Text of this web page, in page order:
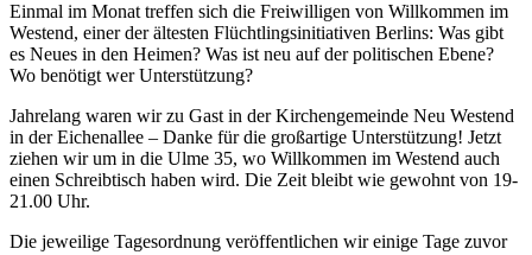
Einmal im Monat treffen sich die Freiwilligen von Willkommen im
Westend, einer der ältesten Flüchtlingsinitiativen Berlins: Was gibt
es Neues in den Heimen? Was ist neu auf der politischen Ebene?
Wo benötigt wer Unterstützung?
Jahrelang waren wir zu Gast in der Kirchengemeinde Neu Westend
in der Eichenallee – Danke für die großartige Unterstützung! Jetzt
ziehen wir um in die Ulme 35, wo Willkommen im Westend auch
einen Schreibtisch haben wird. Die Zeit bleibt wie gewohnt von 19-
21.00 Uhr.
Die jeweilige Tagesordnung veröffentlichen wir einige Tage zuvor